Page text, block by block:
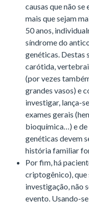
causas que não
mais que sejam
50 anos,
síndrome do
genéticas. Destas
carótida,
(por vezes
grandes vasos) e
investigar, lança-
exames gerais
bioquímica…) e de
genéticas devem
história familiar
Por fim, há
criptogênico), que
investigação, não
evento. Usando-